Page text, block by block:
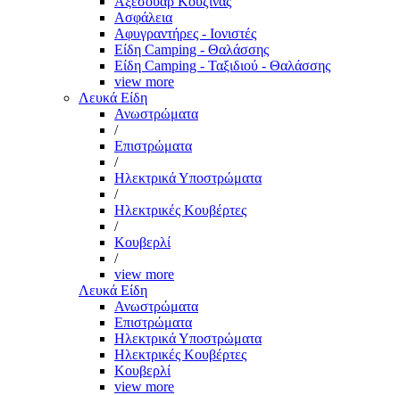
Ασφάλεια
Αφυγραντήρες - Ιονιστές
Είδη Camping - Θαλάσσης
Είδη Camping - Ταξιδιού - Θαλάσσης
view more
Λευκά Είδη
Ανωστρώματα
/
Επιστρώματα
/
Ηλεκτρικά Υποστρώματα
/
Ηλεκτρικές Κουβέρτες
/
Κουβερλί
/
view more
Λευκά Είδη
Ανωστρώματα
Επιστρώματα
Ηλεκτρικά Υποστρώματα
Ηλεκτρικές Κουβέρτες
Κουβερλί
view more